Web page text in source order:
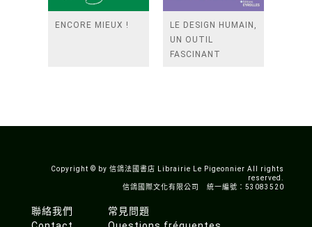
ENCORE MIEUX !
LE DESIGN HUMAIN,
UN OUTIL
FASCINANT
Copyright © by 信鴿法國書店 Librairie Le Pigeonnier All rights
reserved.
信鴿國際文化有限公司 統一編號：53083520
聯絡我們
常見問題